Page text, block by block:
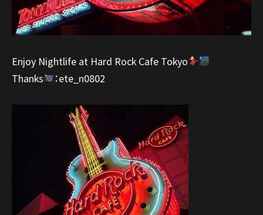
Enjoy Nightlife at Hard Rock Cafe Tokyo
Thanks
：ete_n0802